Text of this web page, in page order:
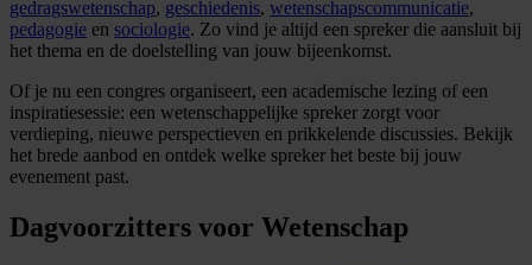
gedragswetenschap, geschiedenis, wetenschapscommunicatie,
pedagogie en sociologie. Zo vind je altijd een spreker die aansluit bij
het thema en de doelstelling van jouw bijeenkomst.
Of je nu een congres organiseert, een academische lezing of een
inspiratiesessie: een wetenschappelijke spreker zorgt voor
verdieping, nieuwe perspectieven en prikkelende discussies. Bekijk
het brede aanbod en ontdek welke spreker het beste bij jouw
evenement past.
Dagvoorzitters voor Wetenschap